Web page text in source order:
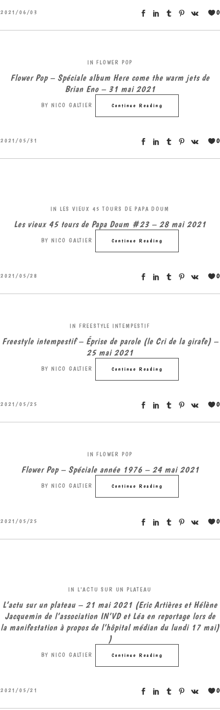
2021/06/03 0
IN FLOWER POP
Flower Pop – Spéciale album Here come the warm jets de
Brian Eno – 31 mai 2021
BY NICO GALTIER Continue Reading
2021/05/31 0
IN LES VIEUX 45 TOURS DE PAPA DOUM
Les vieux 45 tours de Papa Doum #23 – 28 mai 2021
BY NICO GALTIER Continue Reading
2021/05/28 0
IN FREESTYLE INTEMPESTIF
Freestyle intempestif – Éprise de parole (le Cri de la girafe) –
25 mai 2021
BY NICO GALTIER Continue Reading
2021/05/25 0
IN FLOWER POP
Flower Pop – Spéciale année 1976 – 24 mai 2021
BY NICO GALTIER Continue Reading
2021/05/25 0
IN L'ACTU SUR UN PLATEAU
L’actu sur un plateau – 21 mai 2021 (Eric Artières et Hélène
Jacquemin de l’association IN’VD et Léa en reportage lors de
la manifestation à propos de l’hôpital médian du lundi 17 mai)
)
BY NICO GALTIER Continue Reading
2021/05/21 0